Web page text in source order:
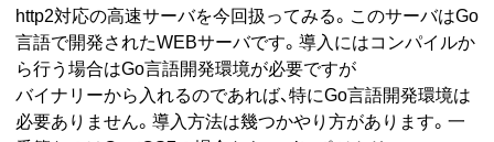
http2対応の高速サーバを今回扱ってみる。このサーバはGo
言語で開発されたWEBサーバです。導入にはコンパイルか
ら行う場合はGo言語開発環境が必要ですが
バイナリーから入れるのであれば、特にGo言語開発環境は
必要ありません。導入方法は幾つかやり方があります。一